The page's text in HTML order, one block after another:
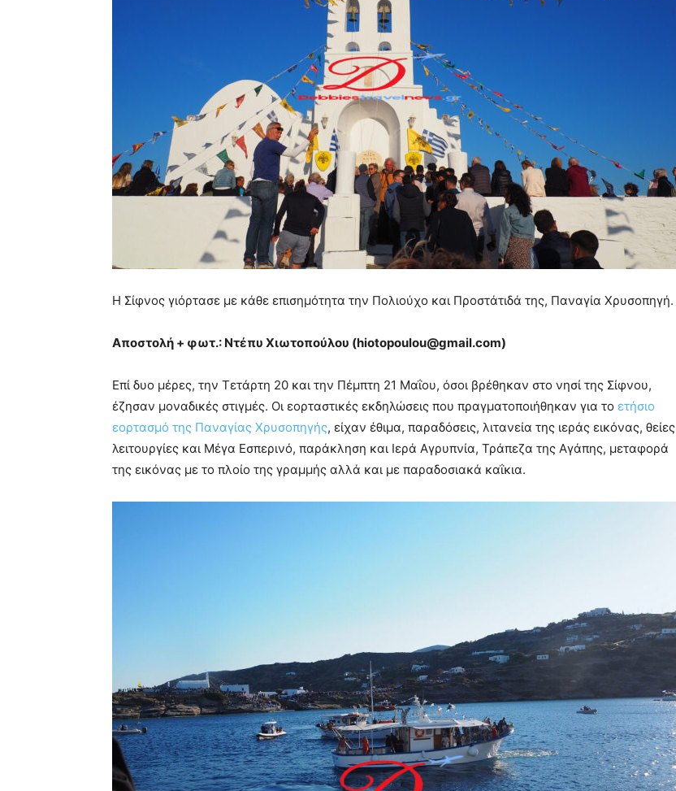
Η Σίφνος γιόρτασε με κάθε επισημότητα την Πολιούχο και Προστάτιδά της, Παναγία Χρυσοπηγή.
Αποστολή + φωτ.: Ντέπυ Χιωτοπούλου (hiotopoulou@gmail.com)
Επί δυο μέρες, την Τετάρτη 20 και την Πέμπτη 21 Μαΐου, όσοι βρέθηκαν στο νησί της Σίφνου,
έζησαν μοναδικές στιγμές. Οι εορταστικές εκδηλώσεις που πραγματοποιήθηκαν για το ετήσιο
εορτασμό της Παναγίας Χρυσοπηγής, είχαν έθιμα, παραδόσεις, λιτανεία της ιεράς εικόνας, θείες
λειτουργίες και Μέγα Εσπερινό, παράκληση και Ιερά Αγρυπνία, Τράπεζα της Αγάπης, μεταφορά
της εικόνας με το πλοίο της γραμμής αλλά και με παραδοσιακά καΐκια.